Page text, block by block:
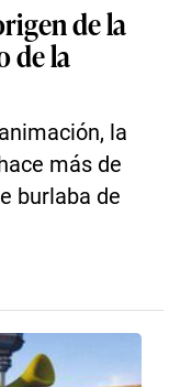
de la
de la
la
más de
burlaba de